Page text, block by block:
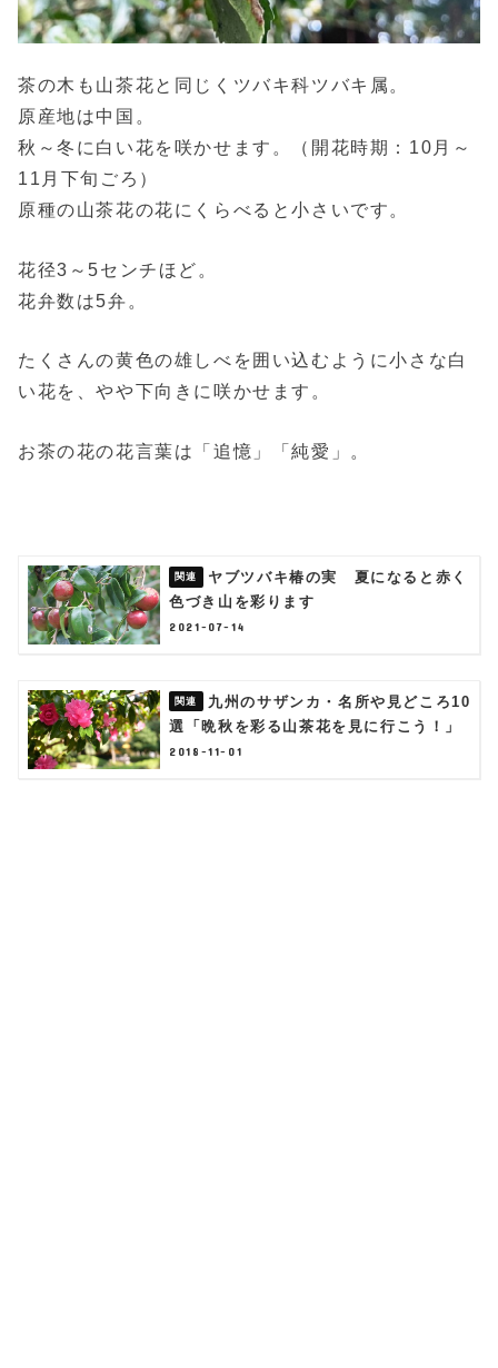
茶の木も山茶花と同じくツバキ科ツバキ属。
原産地は中国。
秋～冬に白い花を咲かせます。（開花時期：10月～
11月下旬ごろ）
原種の山茶花の花にくらべると小さいです。
花径3～5センチほど。
花弁数は5弁。
たくさんの黄色の雄しべを囲い込むように小さな白
い花を、やや下向きに咲かせます。
お茶の花の花言葉は「追憶」「純愛」。
ヤブツバキ椿の実 夏になると赤く
色づき山を彩ります
2021-07-14
九州のサザンカ・名所や見どころ10
選「晩秋を彩る山茶花を見に行こう！」
2018-11-01